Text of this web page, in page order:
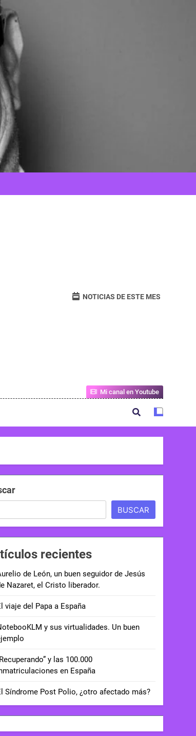
NOTICIAS DE ESTE MES
Mi canal en Youtube
BUSCAR
recientes
de León, un buen seguidor de Jesús
Nazaret, el Cristo liberador.
viaje del Papa a España
y sus virtualidades. Un buen
y las 100.000
en España
Síndrome Post Polio, ¿otro afectado más?